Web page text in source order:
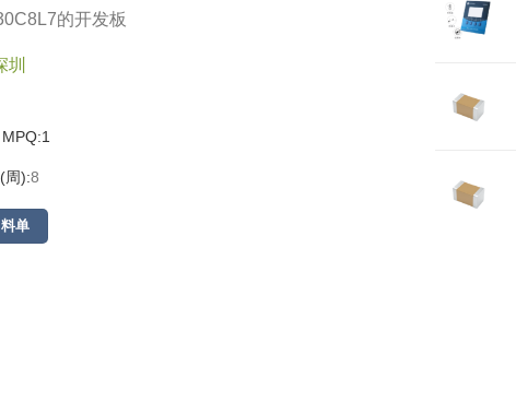
的开发板
圳
1
周):8
单